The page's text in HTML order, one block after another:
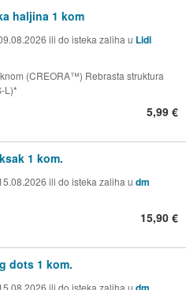
haljina 1 kom
ili do isteka zaliha u Lidl
(CREORA™) Rebrasta struktura
L)*
5,99 €
1 kom.
ili do isteka zaliha u dm
15,90 €
dots 1 kom.